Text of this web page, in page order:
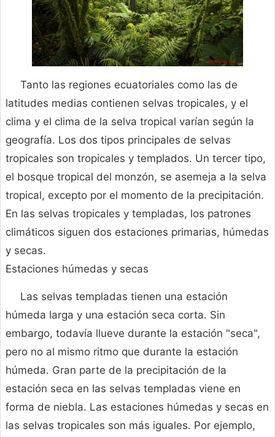
Tanto las regiones ecuatoriales como las de
latitudes medias contienen selvas tropicales, y el
clima y el clima de la selva tropical varían según la
geografía. Los dos tipos principales de selvas
tropicales son tropicales y templados. Un tercer tipo,
el bosque tropical del monzón, se asemeja a la selva
tropical, excepto por el momento de la precipitación.
En las selvas tropicales y templadas, los patrones
climáticos siguen dos estaciones primarias, húmedas
y secas.
Estaciones húmedas y secas
Las selvas templadas tienen una estación
húmeda larga y una estación seca corta. Sin
embargo, todavía llueve durante la estación "seca",
pero no al mismo ritmo que durante la estación
húmeda. Gran parte de la precipitación de la
estación seca en las selvas templadas viene en
forma de niebla. Las estaciones húmedas y secas en
las selvas tropicales son más iguales. Por ejemplo,